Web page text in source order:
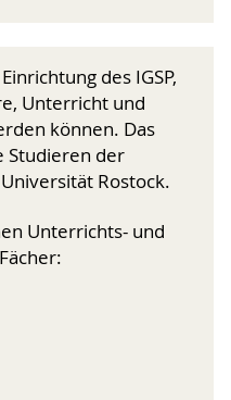
des IGSP,
Unterricht und
können. Das
Studieren der
Rostock.
Unterrichts- und